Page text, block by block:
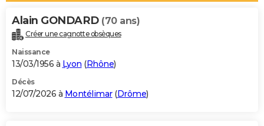
Alimentation
Guide de la santé
Maladies
Médicaments
Sommeil
VOYAGE
Destinations
City break
Voyage nature
Voyage de noces
Forum
Climat
+PHOTO
GUIDES D'ACHAT
BONS PLANS
Alain GONDARD (70 ans)
Créer une cagnotte obsèques
Naissance
13/03/1956 à Lyon (Rhône)
Décès
12/07/2026 à Montélimar(Drôme)